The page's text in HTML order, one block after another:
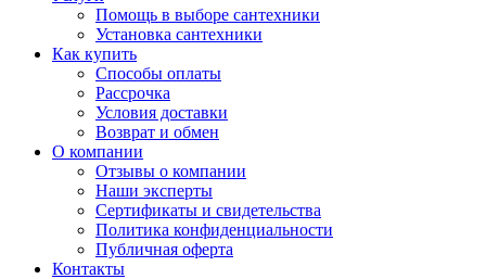
Помощь в выборе сантехники
Установка сантехники
Как купить
Способы оплаты
Рассрочка
Условия доставки
Возврат и обмен
О компании
Отзывы о компании
Наши эксперты
Сертификаты и свидетельства
Политика конфиденциальности
Публичная оферта
Контакты